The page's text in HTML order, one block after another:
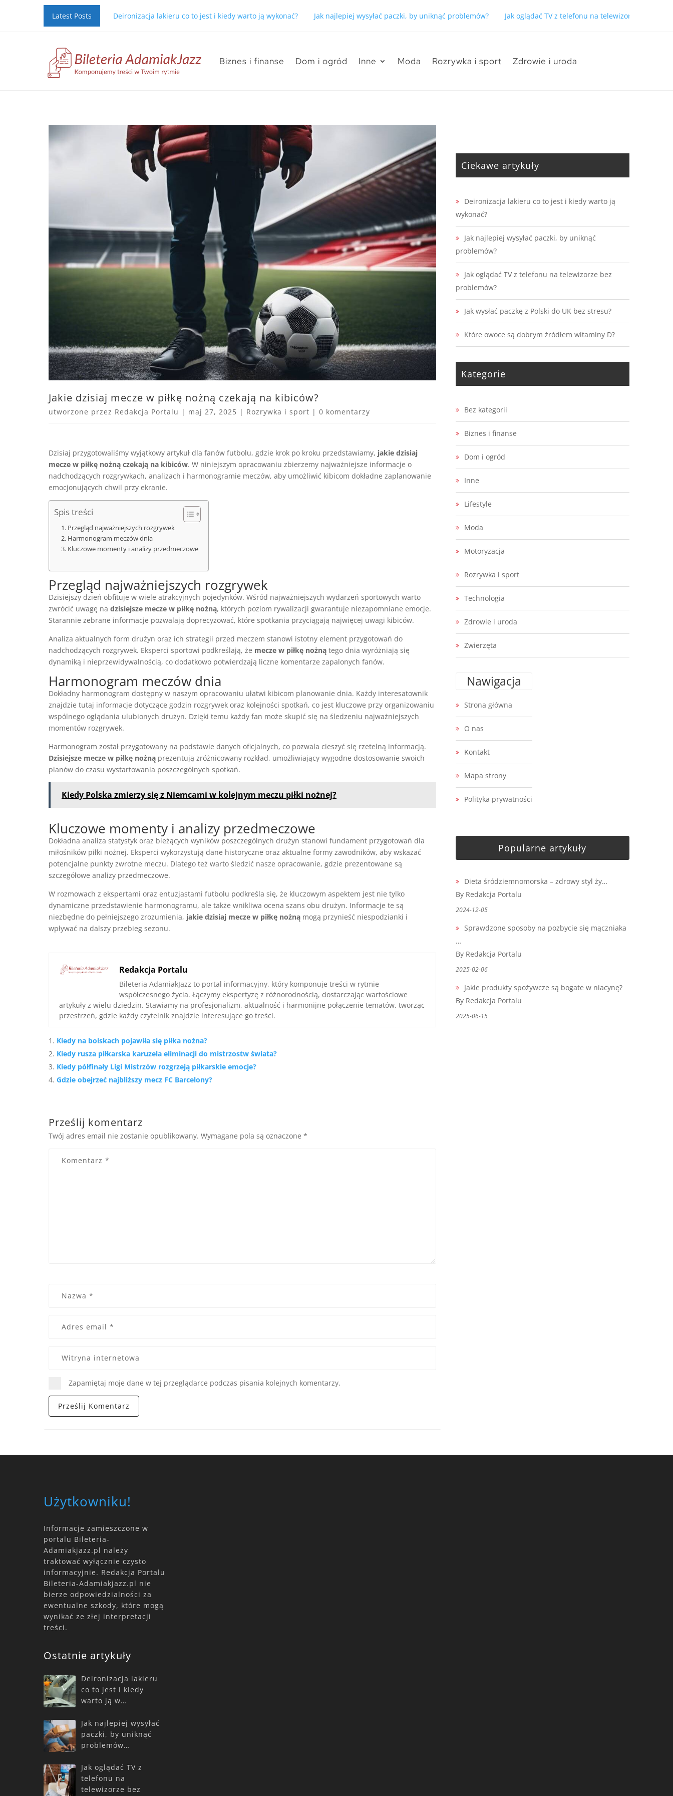
Latest Posts Deironizacja lakieru co to jest i kiedy warto ją wykonać? Jak najlepiej wysyłać paczki, by uniknąć problemów? Jak oglądać TV z telefonu na telewizorze bez
Biznes i finanse Dom i ogród Inne Moda Rozrywka i sport Zdrowie i uroda
Jakie dzisiaj mecze w piłkę nożną czekają na kibiców?
utworzone przez Redakcja Portalu | maj 27, 2025 | Rozrywka i sport | 0 komentarzy
Dzisiaj przygotowaliśmy wyjątkowy artykuł dla fanów futbolu, gdzie krok po kroku przedstawiamy, jakie dzisiaj
mecze w piłkę nożną czekają na kibiców. W niniejszym opracowaniu zbierzemy najważniejsze informacje o
nadchodzących rozgrywkach, analizach i harmonogramie meczów, aby umożliwić kibicom dokładne zaplanowanie
emocjonujących chwil przy ekranie.
Spis treści
Przegląd najważniejszych rozgrywek
Harmonogram meczów dnia
Kluczowe momenty i analizy przedmeczowe
Przegląd najważniejszych rozgrywek
Dzisiejszy dzień obfituje w wiele atrakcyjnych pojedynków. Wśród najważniejszych wydarzeń sportowych warto
zwrócić uwagę na dzisiejsze mecze w piłkę nożną, których poziom rywalizacji gwarantuje niezapomniane emocje.
Starannie zebrane informacje pozwalają doprecyzować, które spotkania przyciągają najwięcej uwagi kibiców.
Analiza aktualnych form drużyn oraz ich strategii przed meczem stanowi istotny element przygotowań do
nadchodzących rozgrywek. Eksperci sportowi podkreślają, że mecze w piłkę nożną tego dnia wyróżniają się
dynamiką i nieprzewidywalnością, co dodatkowo potwierdzają liczne komentarze zapalonych fanów.
Harmonogram meczów dnia
Dokładny harmonogram dostępny w naszym opracowaniu ułatwi kibicom planowanie dnia. Każdy interesatownik
znajdzie tutaj informacje dotyczące godzin rozgrywek oraz kolejności spotkań, co jest kluczowe przy organizowaniu
wspólnego oglądania ulubionych drużyn. Dzięki temu każdy fan może skupić się na śledzeniu najważniejszych
momentów rozgrywek.
Harmonogram został przygotowany na podstawie danych oficjalnych, co pozwala cieszyć się rzetelną informacją.
Dzisiejsze mecze w piłkę nożną prezentują zróżnicowany rozkład, umożliwiający wygodne dostosowanie swoich
planów do czasu wystartowania poszczególnych spotkań.
Kiedy Polska zmierzy się z Niemcami w kolejnym meczu piłki nożnej?
Kluczowe momenty i analizy przedmeczowe
Dokładna analiza statystyk oraz bieżących wyników poszczególnych drużyn stanowi fundament przygotowań dla
miłośników piłki nożnej. Eksperci wykorzystują dane historyczne oraz aktualne formy zawodników, aby wskazać
potencjalne punkty zwrotne meczu. Dlatego też warto śledzić nasze opracowanie, gdzie prezentowane są
szczegółowe analizy przedmeczowe.
W rozmowach z ekspertami oraz entuzjastami futbolu podkreśla się, że kluczowym aspektem jest nie tylko
dynamiczne przedstawienie harmonogramu, ale także wnikliwa ocena szans obu drużyn. Informacje te są
niezbędne do pełniejszego zrozumienia, jakie dzisiaj mecze w piłkę nożną mogą przynieść niespodzianki i
wpływać na dalszy przebieg sezonu.
Redakcja Portalu
Bileteria AdamiakJazz to portal informacyjny, który komponuje treści w rytmie
współczesnego życia. Łączymy ekspertyzę z różnorodnością, dostarczając wartościowe
artykuły z wielu dziedzin. Stawiamy na profesjonalizm, aktualność i harmonijne połączenie tematów, tworząc
przestrzeń, gdzie każdy czytelnik znajdzie interesujące go treści.
Kiedy na boiskach pojawiła się piłka nożna?
Kiedy rusza piłkarska karuzela eliminacji do mistrzostw świata?
Kiedy półfinały Ligi Mistrzów rozgrzeją piłkarskie emocje?
Gdzie obejrzeć najbliższy mecz FC Barcelony?
Prześlij komentarz
Twój adres email nie zostanie opublikowany. Wymagane pola są oznaczone *
Zapamiętaj moje dane w tej przeglądarce podczas pisania kolejnych komentarzy.
Ciekawe artykuły
Deironizacja lakieru co to jest i kiedy warto ją
wykonać?
Jak najlepiej wysyłać paczki, by uniknąć
problemów?
Jak oglądać TV z telefonu na telewizorze bez
problemów?
Jak wysłać paczkę z Polski do UK bez stresu?
Które owoce są dobrym źródłem witaminy D?
Kategorie
Bez kategorii
Biznes i finanse
Dom i ogród
Inne
Lifestyle
Moda
Motoryzacja
Rozrywka i sport
Technologia
Zdrowie i uroda
Zwierzęta
Nawigacja
Strona główna
O nas
Kontakt
Mapa strony
Polityka prywatności
Popularne artykuły
Dieta śródziemnomorska – zdrowy styl ży…
By Redakcja Portalu
2024-12-05
Sprawdzone sposoby na pozbycie się mączniaka
…
By Redakcja Portalu
2025-02-06
Jakie produkty spożywcze są bogate w niacynę?
By Redakcja Portalu
2025-06-15
Użytkowniku!
Informacje zamieszczone w
portalu Bileteria-
Adamiakjazz.pl należy
traktować wyłącznie czysto
informacyjnie. Redakcja Portalu
Bileteria-Adamiakjazz.pl nie
bierze odpowiedzialności za
ewentualne szkody, które mogą
wynikać ze złej interpretacji
treści.
Ostatnie artykuły
Deironizacja lakieru
co to jest i kiedy
warto ją w…
Jak najlepiej wysyłać
paczki, by uniknąć
problemów…
Jak oglądać TV z
telefonu na
telewizorze bez